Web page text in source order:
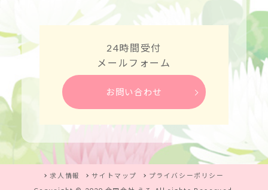
24時間受付
メールフォーム
お問い合わせ
求人情報 サイトマップ
プライバシーポリシー